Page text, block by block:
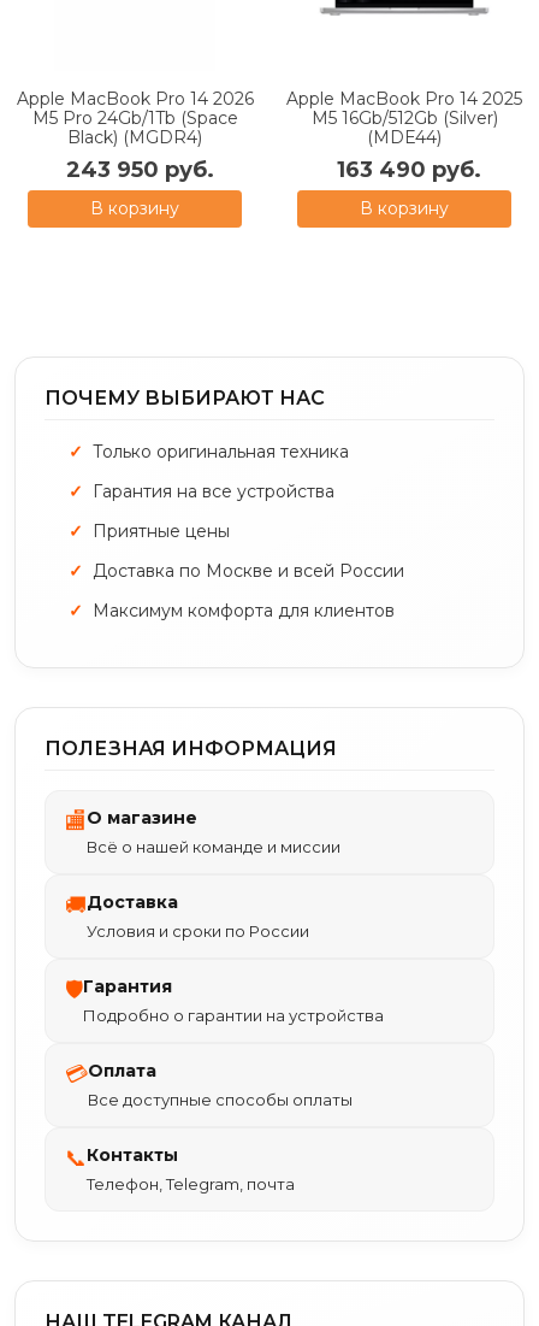
Apple MacBook Pro 14 2026
M5 Pro 24Gb/1Tb (Space
Black) (MGDR4)
243 950 руб.
В корзину
Apple MacBook Pro 14 2025
M5 16Gb/512Gb (Silver)
(MDE44)
163 490 руб.
В корзину
ПОЧЕМУ ВЫБИРАЮТ НАС
Только оригинальная техника
Гарантия на все устройства
Приятные цены
Доставка по Москве и всей России
Максимум комфорта для клиентов
ПОЛЕЗНАЯ ИНФОРМАЦИЯ
🏬О магазине
Всё о нашей команде и миссии
🚚Доставка
Условия и сроки по России
🛡Гарантия
Подробно о гарантии на устройства
💳Оплата
Все доступные способы оплаты
📞Контакты
Телефон, Telegram, почта